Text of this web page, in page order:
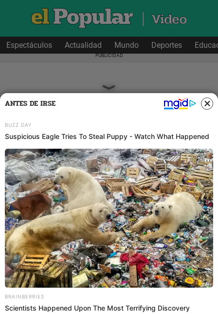
Espectáculos Actualidad Mundo Deportes
Videos
Alejandra Baigorria sorprende al mostrar
el ALBERGUE para ANIMALES que ayudó a
reconstruir: "Nos tomó mucho tiempo"
ANTES DE IRSE